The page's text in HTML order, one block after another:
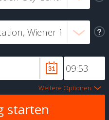
Weitere Optionen